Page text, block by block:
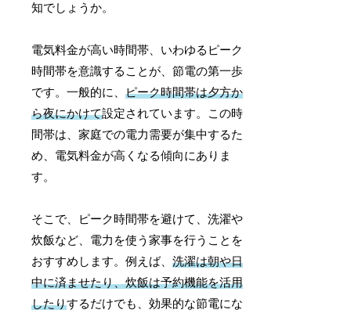
知でしょうか。
電気料金が高い時間帯、いわゆるピーク
時間帯を意識することが、節電の第一歩
です。一般的に、ピーク時間帯は夕方か
ら夜にかけて設定されています。この時
間帯は、家庭での電力需要が集中するた
め、電気料金が高くなる傾向にありま
す。
そこで、ピーク時間帯を避けて、洗濯や
炊飯など、電力を使う家事を行うことを
おすすめします。例えば、洗濯は朝や日
中に済ませたり、炊飯は予約機能を活用
したりするだけでも、効果的な節電にな